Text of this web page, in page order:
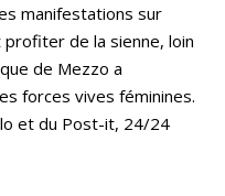
manifestations sur
de la sienne, loin
de Mezzo a
forces vives féminines.
et du Post-it, 24/24